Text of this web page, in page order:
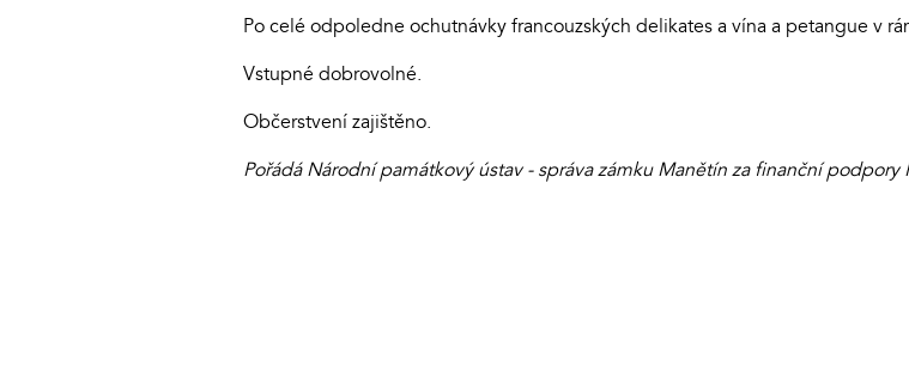
Po celé odpoledne ochutnávky francouzských delikates a vína a petangue v
Vstupné dobrovolné.
Občerstvení zajištěno.
Pořádá Národní památkový ústav - správa zámku Manětín za finanční podpory